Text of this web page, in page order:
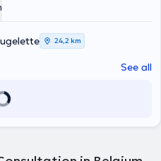
17, Brugelette 24,2 km
See all